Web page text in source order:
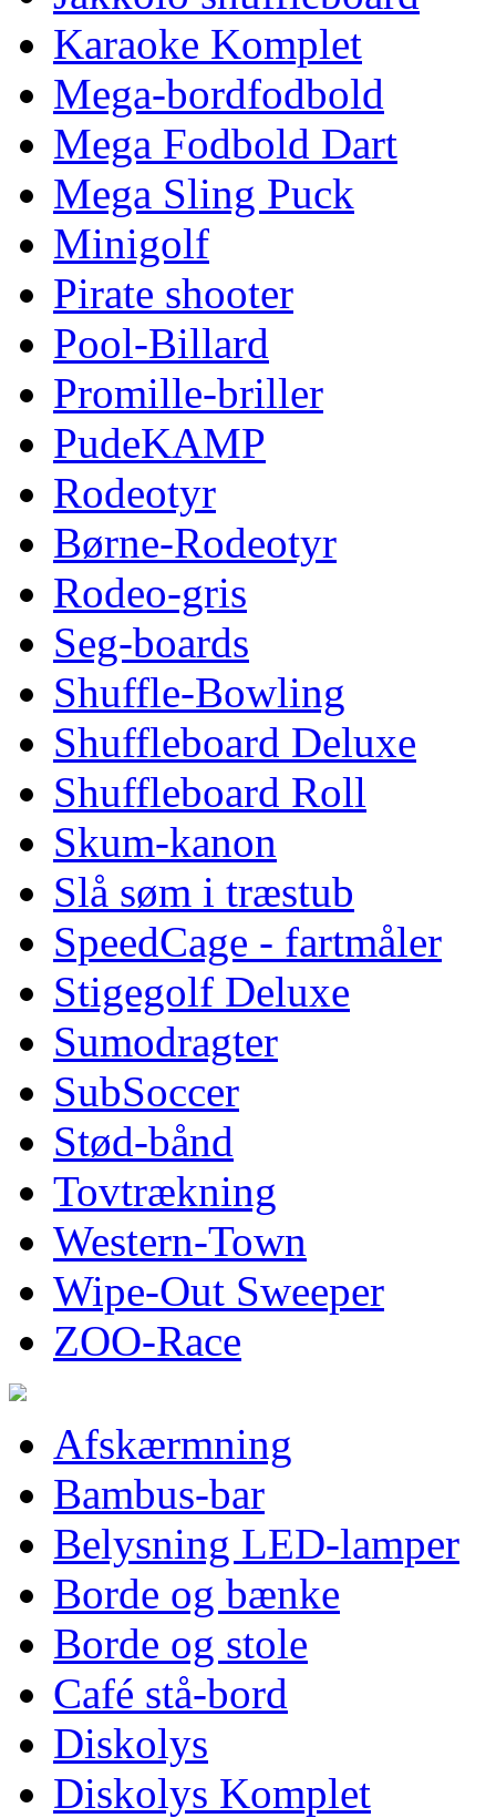
Karaoke Komplet
Mega-bordfodbold
Mega Fodbold Dart
Mega Sling Puck
Minigolf
Pirate shooter
Pool-Billard
Promille-briller
PudeKAMP
Rodeotyr
Børne-Rodeotyr
Rodeo-gris
Seg-boards
Shuffle-Bowling
Shuffleboard Deluxe
Shuffleboard Roll
Skum-kanon
Slå søm i træstub
SpeedCage - fartmåler
Stigegolf Deluxe
Sumodragter
SubSoccer
Stød-bånd
Tovtrækning
Western-Town
Wipe-Out Sweeper
ZOO-Race
Afskærmning
Bambus-bar
Belysning LED-lamper
Borde og bænke
Borde og stole
Café stå-bord
Diskolys
Diskolys Komplet